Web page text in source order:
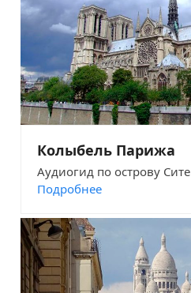
Колыбель Парижа
Аудиогид по острову Сите
Подробнее